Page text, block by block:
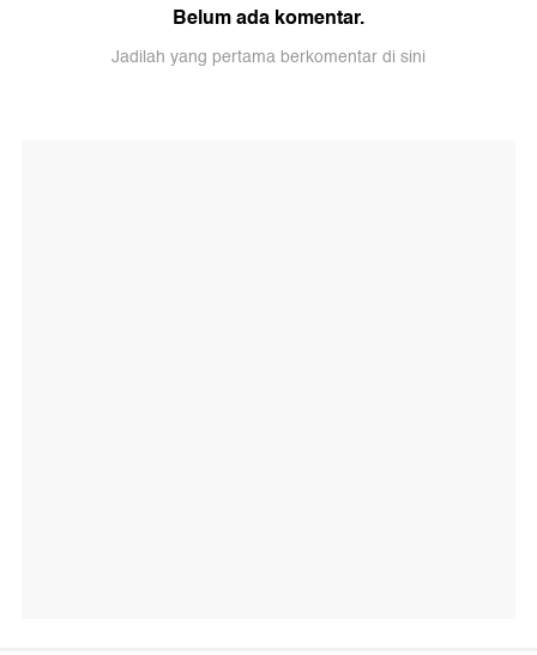
Belum ada komentar.
Jadilah yang pertama berkomentar di sini